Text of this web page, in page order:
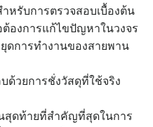
หรับการตรวจสอบเบื้องต้น
องการแก้ไขปัญหาในวงจร
ดการทำงานของสายพาน
ด้วยการชั่งวัสดุที่ใช้จริง
สุดท้ายที่สำคัญที่สุดในการ